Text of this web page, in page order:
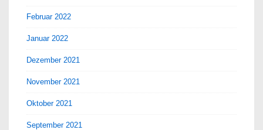
Februar 2022
Januar 2022
Dezember 2021
November 2021
Oktober 2021
September 2021